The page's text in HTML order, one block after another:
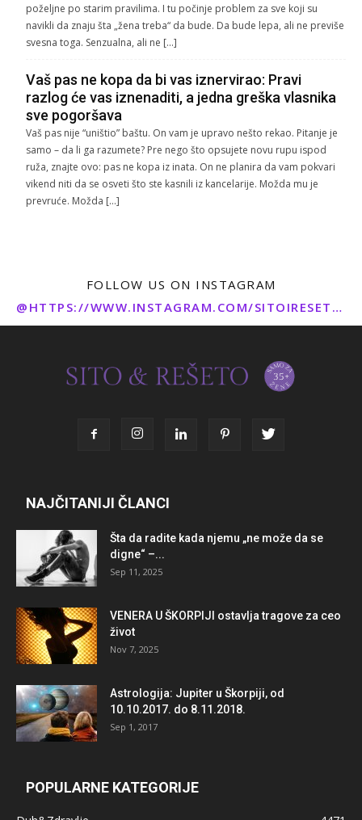
poželjne po starim pravilima. I tu počinje problem za sve koji su
navikli da znaju šta „žena treba“ da bude. Da bude lepa, ali ne previše
svesna toga. Senzualna, ali ne […]
Vaš pas ne kopa da bi vas iznervirao: Pravi
razlog će vas iznenaditi, a jedna greška vlasnika
sve pogoršava
Vaš pas nije “uništio” baštu. On vam je upravo nešto rekao. Pitanje je
samo – da li ga razumete? Pre nego što opsujete novu rupu ispod
ruža, znajte ovo: pas ne kopa iz inata. On ne planira da vam pokvari
vikend niti da se osveti što ste kasnili iz kancelarije. Možda mu je
prevruće. Možda […]
FOLLOW US ON INSTAGRAM
@HTTPS://WWW.INSTAGRAM.COM/SITOIRESETO/
NAJČITANIJI ČLANCI
Šta da radite kada njemu „ne može da se
digne“ –...
Sep 11, 2025
VENERA U ŠKORPIJI ostavlja tragove za ceo
život
Nov 7, 2025
Astrologija: Jupiter u Škorpiji, od
10.10.2017. do 8.11.2018.
Sep 1, 2017
POPULARNE KATEGORIJE